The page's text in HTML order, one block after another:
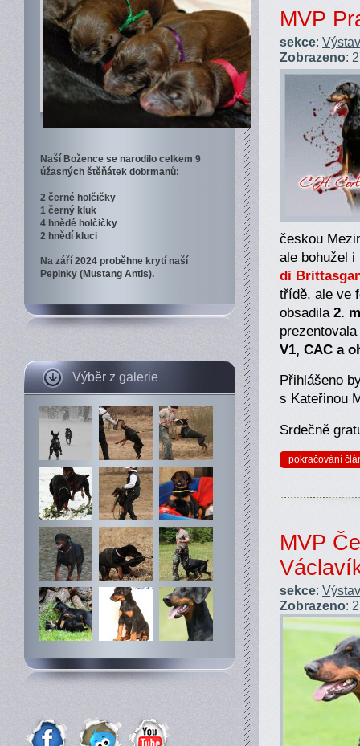
Naší Božence se narodilo celkem 9
úžasných štěňátek dobrmanů:
2 černé holčičky
1 černý kluk
4 hnědé holčičky
2 hnědí kluci
Na září 2024 proběhne krytí naší
Pepinky (Mustang Antis).
Výběr z galerie
MVP
sekce:
Zobrazeno:
českou
ale bohužel
di
třídě, ale ve
obsadila 2.
V1, CAC a
Přihlášeno
s Kateřinou
Srdečně
pokračování
MVP
sekce:
Zobrazeno: